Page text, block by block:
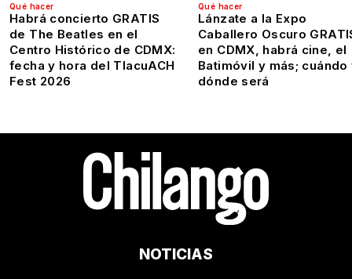
Qué hacer
Habrá concierto GRATIS
de The Beatles en el
Centro Histórico de CDMX:
fecha y hora del TlacuACH
Fest 2026
Qué hacer
Lánzate a la Expo
Caballero Oscuro
en CDMX, habrá cine, el
Batimóvil y más; cuándo
dónde será
NOTICIAS